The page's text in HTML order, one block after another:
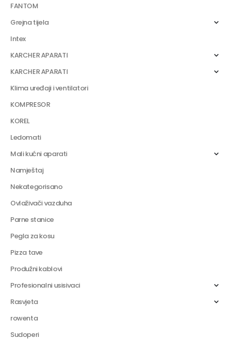
FANTOM
Grejna tijela
Intex
KARCHER APARATI
KARCHER APARATI
Klima uređaji i ventilatori
KOMPRESOR
KOREL
Ledomati
Mali kućni aparati
Namještaj
Nekategorisano
Ovlaživači vazduha
Parne stanice
Pegla za kosu
Pizza tave
Produžni kablovi
Profesionalni usisivaci
Rasvjeta
rowenta
Sudoperi